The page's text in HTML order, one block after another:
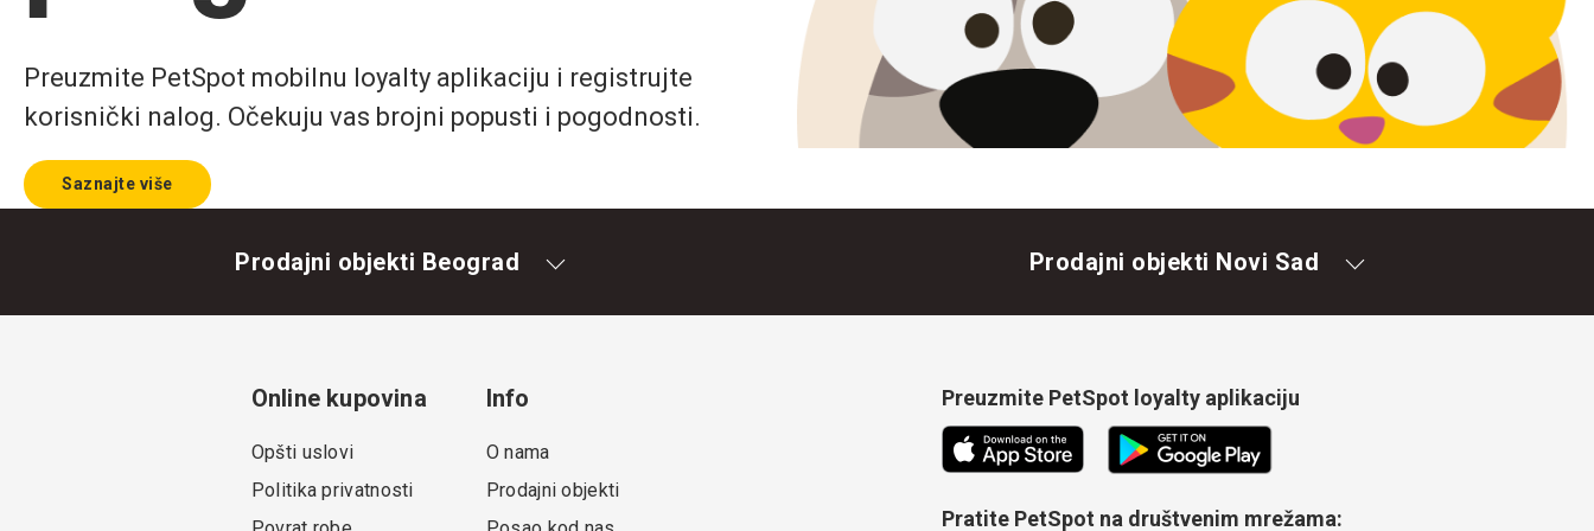
Preuzmite PetSpot mobilnu loyalty aplikaciju i registrujte
korisnički nalog. Očekuju vas brojni popusti i pogodnosti.
Saznajte više
Prodajni objekti Beograd Prodajni objekti Novi Sad
Online kupovina
Opšti uslovi
Politika privatnosti
Info
O nama
Prodajni objekti
Preuzmite PetSpot loyalty aplikaciju
Pratite PetSpot na društvenim mrežama: